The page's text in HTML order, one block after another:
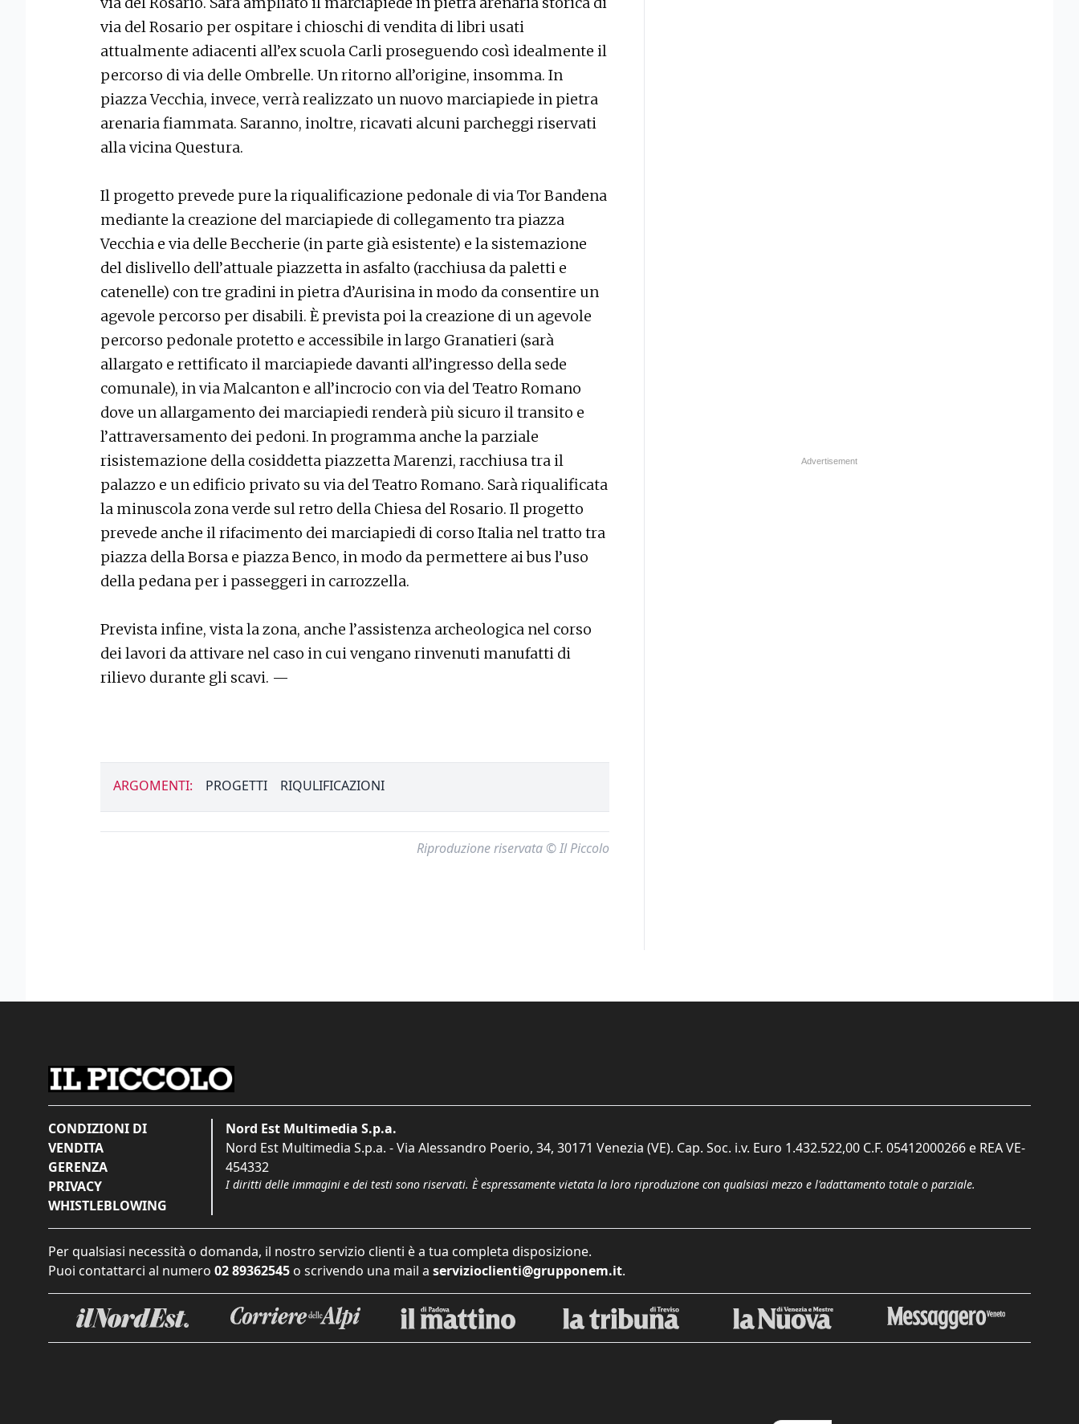
via del Rosario per ospitare i chioschi di vendita di libri usati
attualmente adiacenti all’ex scuola Carli proseguendo così idealmente il
percorso di via delle Ombrelle. Un ritorno all’origine, insomma. In
piazza Vecchia, invece, verrà realizzato un nuovo marciapiede in pietra
arenaria fiammata. Saranno, inoltre, ricavati alcuni parcheggi riservati
alla vicina Questura.
Il progetto prevede pure la riqualificazione pedonale di via Tor Bandena
mediante la creazione del marciapiede di collegamento tra piazza
Vecchia e via delle Beccherie (in parte già esistente) e la sistemazione
del dislivello dell’attuale piazzetta in asfalto (racchiusa da paletti e
catenelle) con tre gradini in pietra d’Aurisina in modo da consentire un
agevole percorso per disabili. È prevista poi la creazione di un agevole
percorso pedonale protetto e accessibile in largo Granatieri (sarà
allargato e rettificato il marciapiede davanti all’ingresso della sede
comunale), in via Malcanton e all’incrocio con via del Teatro Romano
dove un allargamento dei marciapiedi renderà più sicuro il transito e
l’attraversamento dei pedoni. In programma anche la parziale
risistemazione della cosiddetta piazzetta Marenzi, racchiusa tra il
palazzo e un edificio privato su via del Teatro Romano. Sarà riqualificata
la minuscola zona verde sul retro della Chiesa del Rosario. Il progetto
prevede anche il rifacimento dei marciapiedi di corso Italia nel tratto tra
piazza della Borsa e piazza Benco, in modo da permettere ai bus l’uso
della pedana per i passeggeri in carrozzella.
Prevista infine, vista la zona, anche l’assistenza archeologica nel corso
dei lavori da attivare nel caso in cui vengano rinvenuti manufatti di
rilievo durante gli scavi. —
ARGOMENTI: PROGETTI RIQULIFICAZIONI
Riproduzione riservata © Il Piccolo
CONDIZIONI DI
VENDITA
GERENZA
PRIVACY
WHISTLEBLOWING
Nord Est Multimedia S.p.a.
Nord Est Multimedia S.p.a. - Via Alessandro Poerio, 34, 30171 Venezia (VE). Cap. Soc. i.v. Euro 1.432.522,00 C.F. 05412000266 e REA VE-
454332
I diritti delle immagini e dei testi sono riservati. È espressamente vietata la loro riproduzione con qualsiasi mezzo e l'adattamento totale o parziale.
Per qualsiasi necessità o domanda, il nostro servizio clienti è a tua completa disposizione.
Puoi contattarci al numero 02 89362545 o scrivendo una mail a servizioclienti@grupponem.it.